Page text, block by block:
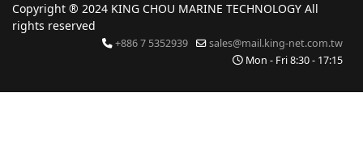
Copyright ® 2024 KING CHOU MARINE TECHNOLOGY All
rights reserved
+886 7 5352939
sales@mail.king-net.com.tw
Mon - Fri 8:30 - 17:15